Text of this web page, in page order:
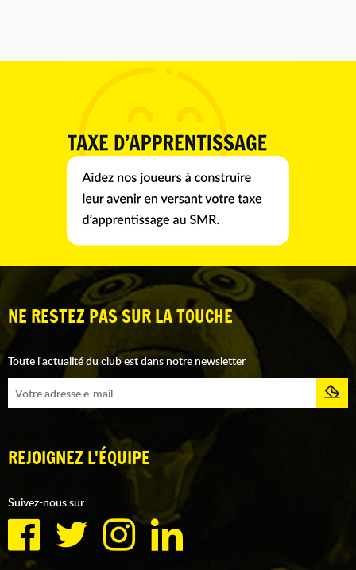
NE RESTEZ PAS SUR LA TOUCHE
Toute l'actualité du club est dans notre newsletter
REJOIGNEZ L'ÉQUIPE
Suivez-nous sur :